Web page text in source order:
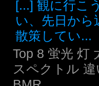
[...] 観に行こ
い、先日から
散策してい...
Top 8 蛍光 灯
スペクトル 違